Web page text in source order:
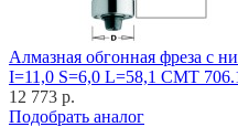
Алмазная обгонная фреза с
I=11,0 S=6,0 L=58,1 CMT
12 773 р.
Подобрать аналог